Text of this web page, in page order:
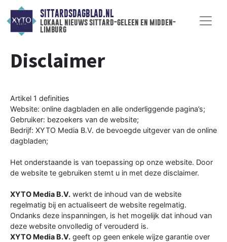
SITTARDSDAGBLAD.NL
lokaal nieuws sittard-geleen en midden-
limburg
Disclaimer
Artikel 1 definities
Website: online dagbladen en alle onderliggende pagina’s;
Gebruiker: bezoekers van de website;
Bedrijf: XYTO Media B.V. de bevoegde uitgever van de online
dagbladen;
Het onderstaande is van toepassing op onze website. Door
de website te gebruiken stemt u in met deze disclaimer.
XYTO Media B.V. werkt de inhoud van de website
regelmatig bij en actualiseert de website regelmatig.
Ondanks deze inspanningen, is het mogelijk dat inhoud van
deze website onvolledig of verouderd is.
XYTO Media B.V. geeft op geen enkele wijze garantie over